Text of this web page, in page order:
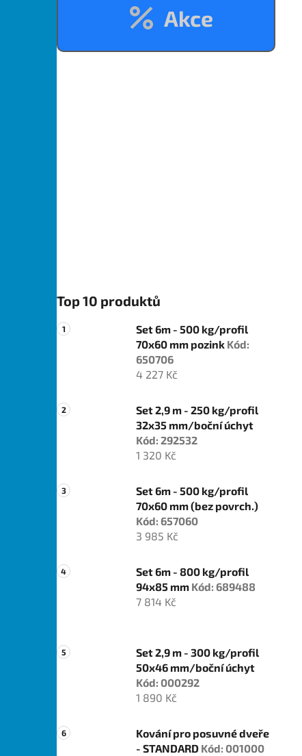
Akce
Top 10 produktů
Set 6m - 500 kg/profil
70x60 mm pozink Kód:
650706
4 227 Kč
Set 2,9 m - 250 kg/profil
32x35 mm/boční úchyt
Kód: 292532
1 320 Kč
Set 6m - 500 kg/profil
70x60 mm (bez povrch.)
Kód: 657060
3 985 Kč
Set 6m - 800 kg/profil
94x85 mm Kód: 689488
7 814 Kč
Set 2,9 m - 300 kg/profil
50x46 mm/boční úchyt
Kód: 000292
1 890 Kč
Kování pro posuvné dveře
- STANDARD Kód: 001000